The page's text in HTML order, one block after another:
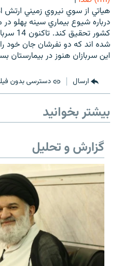
فرکانس‌ها
گزارش‌های تصویری
گزارش‌های ویدئویی
زنان فردا
English
به ما بپیوندید
زبان‌های دیگر
هياتي از سوي نيروي زميني ارتش
درباره شيوع بيماري سينه پهلو در
کشور
اين سربازان هنوز در بيمارستان
ارسال دسترسی بدون
بیشتر بخوانید
گزارش و تحلیل